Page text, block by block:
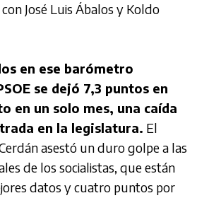
José Luis Ábalos y Koldo
en ese barómetro
se dejó 7,3 puntos en
en un solo mes, una caída
en la legislatura. El
asestó un duro golpe a las
de los socialistas, que están
datos y cuatro puntos por